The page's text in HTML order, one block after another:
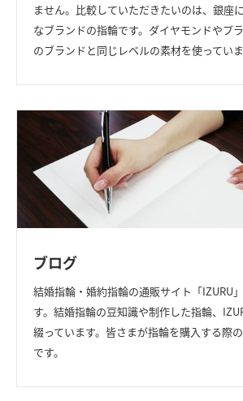
ません。 比較していただきたいのは、銀座
なブランドの指輪です。 ダイヤモンドやプ
のブランドと同じレベルの素材を使っていま
ブログ
結婚指輪・婚約指輪の通販サイト「IZURU
す。 結婚指輪の豆知識や制作した指輪、
綴っています。 皆さまが指輪を購入する際
です。